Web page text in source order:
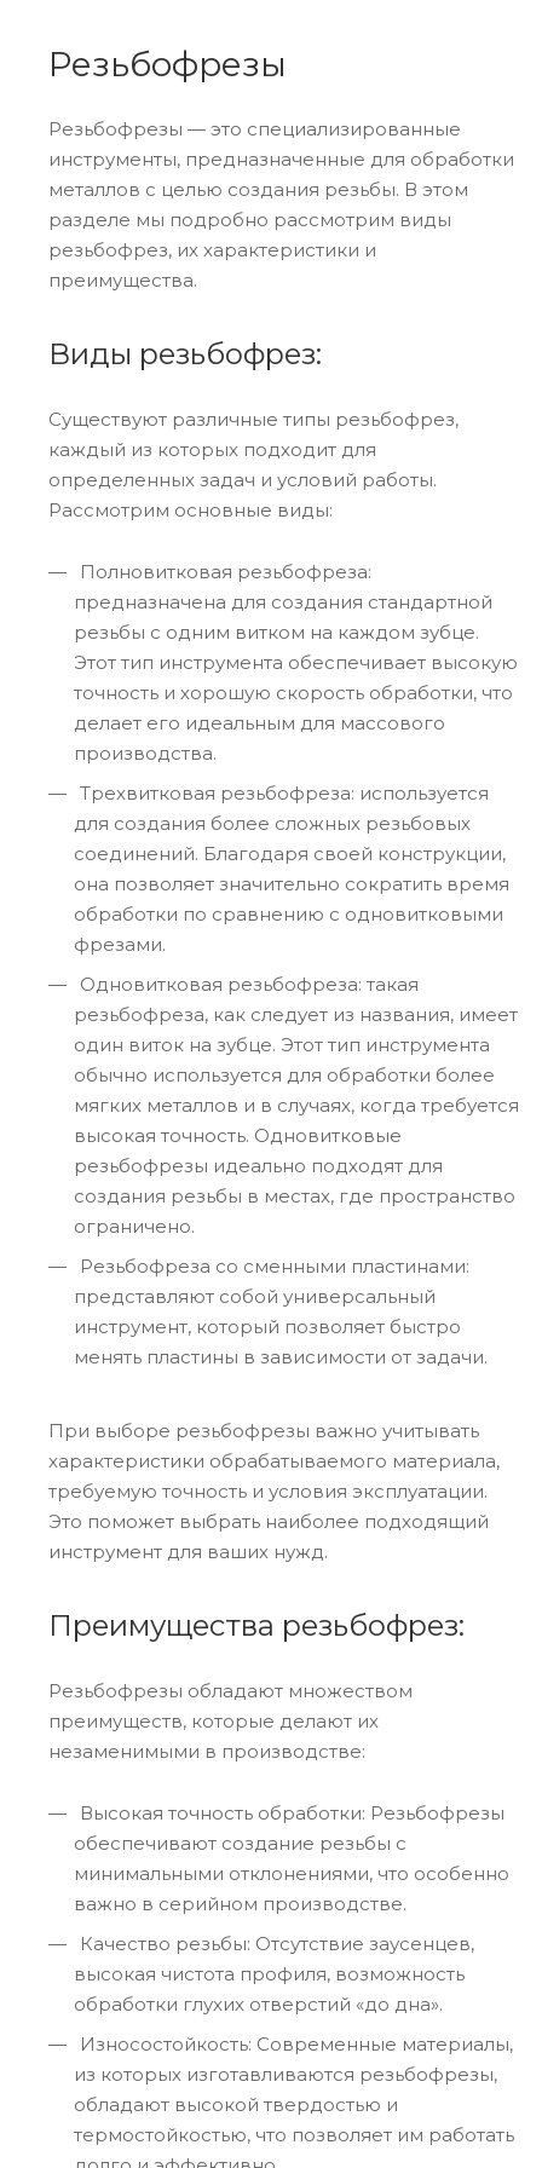
Резьбофрезы
Резьбофрезы — это специализированные
инструменты, предназначенные для обработки
металлов с целью создания резьбы. В этом
разделе мы подробно рассмотрим виды
резьбофрез, их характеристики и
преимущества.
Виды резьбофрез:
Существуют различные типы резьбофрез,
каждый из которых подходит для
определенных задач и условий работы.
Рассмотрим основные виды:
Полновитковая резьбофреза:
предназначена для создания стандартной
резьбы с одним витком на каждом зубце.
Этот тип инструмента обеспечивает высокую
точность и хорошую скорость обработки, что
делает его идеальным для массового
производства.
Трехвитковая резьбофреза: используется
для создания более сложных резьбовых
соединений. Благодаря своей конструкции,
она позволяет значительно сократить время
обработки по сравнению с одновитковыми
фрезами.
Одновитковая резьбофреза: такая
резьбофреза, как следует из названия, имеет
один виток на зубце. Этот тип инструмента
обычно используется для обработки более
мягких металлов и в случаях, когда требуется
высокая точность. Одновитковые
резьбофрезы идеально подходят для
создания резьбы в местах, где пространство
ограничено.
Резьбофреза со сменными пластинами:
представляют собой универсальный
инструмент, который позволяет быстро
менять пластины в зависимости от задачи.
При выборе резьбофрезы важно учитывать
характеристики обрабатываемого материала,
требуемую точность и условия эксплуатации.
Это поможет выбрать наиболее подходящий
инструмент для ваших нужд.
Преимущества резьбофрез:
Резьбофрезы обладают множеством
преимуществ, которые делают их
незаменимыми в производстве:
Высокая точность обработки: Резьбофрезы
обеспечивают создание резьбы с
минимальными отклонениями, что особенно
важно в серийном производстве.
Качество резьбы: Отсутствие заусенцев,
высокая чистота профиля, возможность
обработки глухих отверстий «до дна».
Износостойкость: Современные материалы,
из которых изготавливаются резьбофрезы,
обладают высокой твердостью и
термостойкостью, что позволяет им работать